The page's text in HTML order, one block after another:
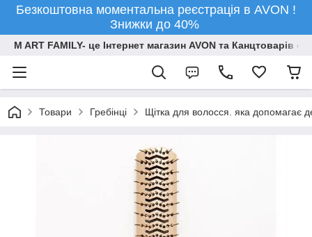
Безкоштовна моментальна реєстрація в AVON !
Знижки до 40%
M ART FAMILY- це Інтернет магазин AVON та Канцтоварів
Товари Гребінці Щітка для волосся. яка допомагає